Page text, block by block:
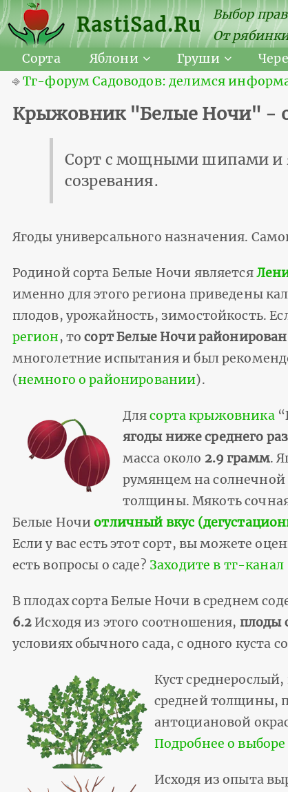
RastiSad.Ru
Выбор
От
Сорта
Яблони Груши
⎆Тг-форум Садоводов: делимся
Крыжовник "Белые Ночи" -
Сорт с мощными шипами и
созревания.
Ягоды универсального назначения.
Родиной сорта Белые Ночи является
именно для этого региона приведены
плодов, урожайность, зимостойкость.
регион, тосорт Белые Ночи районирован
многолетние испытания и был
(немного о районировании).
Длясорта крыжовника
ягоды ниже среднего
масса около 2.9 грамм.
румянцем на солнечной
толщины. Мякоть
Белые Ночиотличный вкус
Если у вас есть этот сорт, вы можете
есть вопросы о саде? Заходите в тг-
В плодах сорта Белые Ночи в среднем
6.2 Исходя из этого соотношения, плоды
условиях обычного сада, с одного
Куст
средней толщины,
антоциановой
Подробнее о
Исходя из опыта